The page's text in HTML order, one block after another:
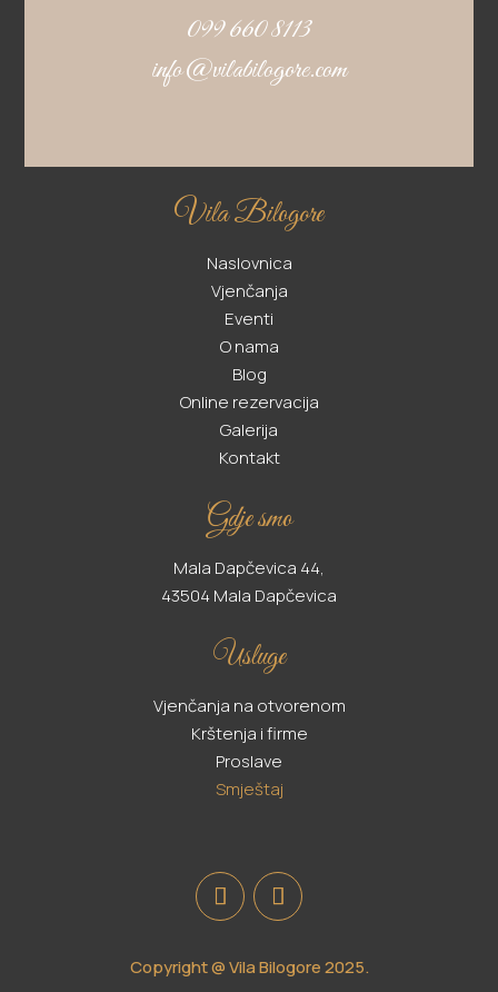
099 660 8113
info@vilabilogore.com
Vila Bilogore
Naslovnica
Vjenčanja
Eventi
O nama
Blog
Online rezervacija
Galerija
Kontakt
Gdje smo
Mala Dapčevica 44,
43504 Mala Dapčevica
Usluge
Vjenčanja na otvorenom
Krštenja i firme
Proslave
Smještaj
Copyright @ Vila Bilogore 2025.